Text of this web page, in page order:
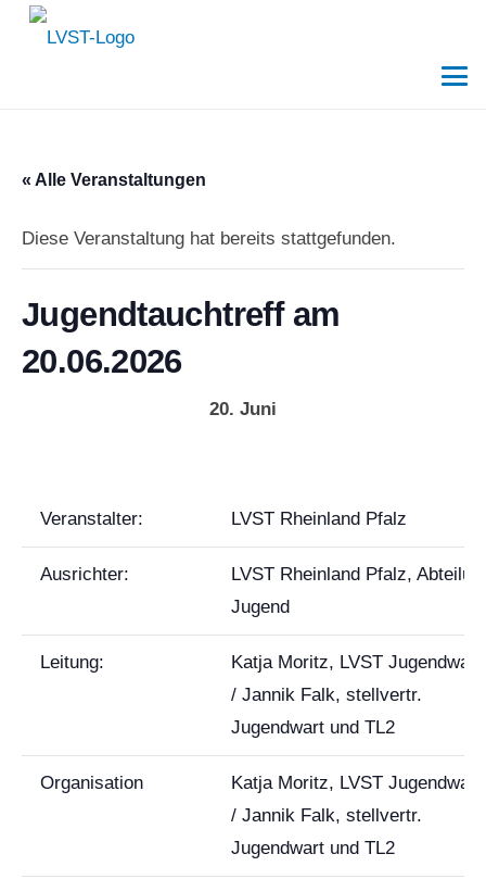
« Alle Veranstaltungen
Diese Veranstaltung hat bereits stattgefunden.
Jugendtauchtreff am
20.06.2026
20. Juni
Veranstalter: LVST Rheinland Pfalz
Ausrichter:
LVST Rheinland Pfalz,
Jugend
Leitung:
Katja Moritz, LVST
/ Jannik Falk, stellvertr.
Jugendwart und TL2
Organisation
Katja Moritz, LVST
/ Jannik Falk, stellvertr.
Jugendwart und TL2